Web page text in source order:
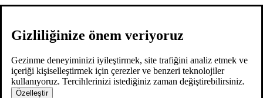
Gizliliğinize önem veriyoruz
Gezinme deneyiminizi iyileştirmek, site trafiğini analiz etmek ve
içeriği kişiselleştirmek için çerezler ve benzeri teknolojiler
kullanıyoruz. Tercihlerinizi istediğiniz zaman değiştirebilirsiniz.
Özelleştir
hakkımızdahizmetlerimizneler yaptıkkariyer2
EN
ana sayfahakkımızdahizmetlerimiz neler yaptıkkariyer2 blog
iletişim